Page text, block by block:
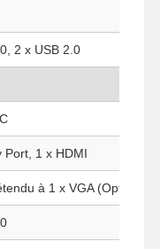
2 x USB 2.0
Port, 1 x HDMI
à 1 x VGA (Option)